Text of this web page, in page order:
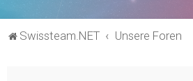
Swissteam.NET Unsere Foren